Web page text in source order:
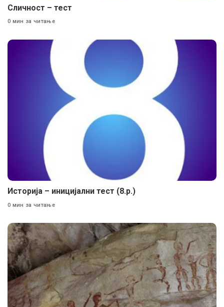
Сличност – тест
0 мин за читање
Историја – иницијални тест (8.р.)
0 мин за читање